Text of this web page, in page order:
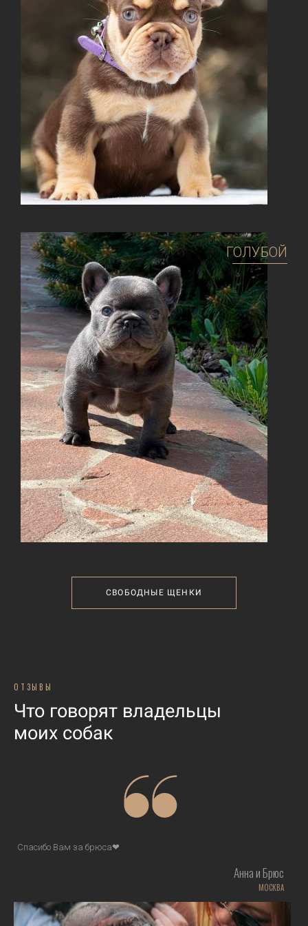
ГОЛУБОЙ
СВОБОДНЫЕ ЩЕНКИ
ОТЗЫВЫ
Что говорят владельцы
моих собак
Спасибо Вам за брюса❤
Анна и Брюс
МОСКВА